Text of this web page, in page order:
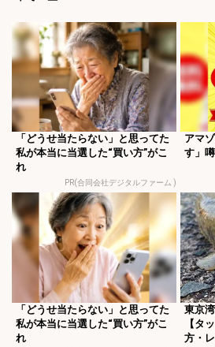
「どうせ当たらない」と思ってた
私が本当に当選した“買い方”がこ
れ
PR(合同会社デジタルファーム )
アマ
す」
「どうせ当たらない」と思ってた
私が本当に当選した“買い方”がこ
れ
東京
【タ
方・